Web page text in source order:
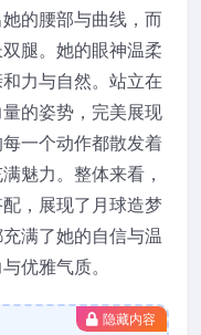
的腰部与曲线，而
腿。她的眼神温柔
力与自然。站立在
的姿势，完美展现
一个动作都散发着
魅力。整体来看，
，展现了月球造梦
满了她的自信与温
优雅气质。
隐藏内容